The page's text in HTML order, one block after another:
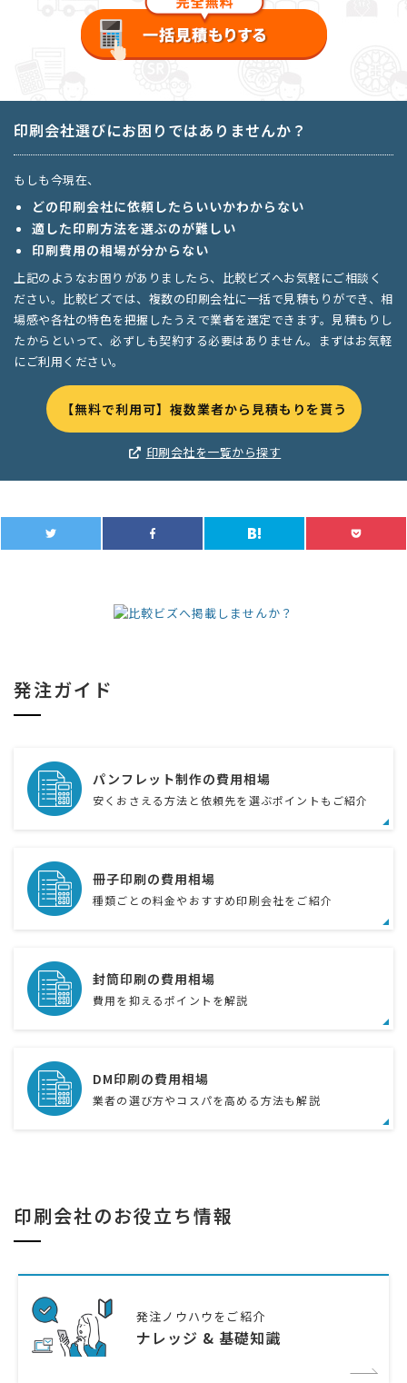
印刷会社選びにお困りではありませんか？
もしも今現在、
どの印刷会社に依頼したらいいかわからない
適した印刷方法を選ぶのが難しい
印刷費用の相場が分からない
上記のようなお困りがありましたら、比較ビズへお気軽にご相談く
ださい。比較ビズでは、複数の印刷会社に一括で見積もりができ、相
場感や各社の特色を把握したうえで業者を選定できます。見積もりし
たからといって、必ずしも契約する必要はありません。まずはお気軽
にご利用ください。
【無料で利用可】複数業者から見積もりを貰う
印刷会社を一覧から探す
発注ガイド
パンフレット制作の費用相場
安くおさえる方法と依頼先を選ぶポイントもご紹介
冊子印刷の費用相場
種類ごとの料金やおすすめ印刷会社をご紹介
封筒印刷の費用相場
費用を抑えるポイントを解説
DM印刷の費用相場
業者の選び方やコスパを高める方法も解説
印刷会社のお役立ち情報
発注ノウハウをご紹介
ナレッジ & 基礎知識